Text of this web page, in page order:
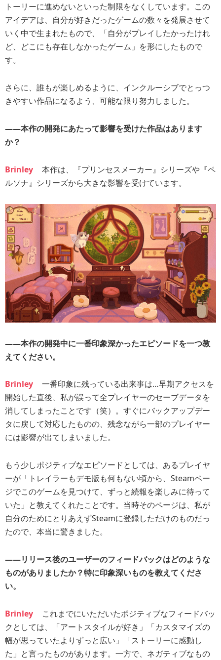
トーリーに進めないといった制限をなくしています。この
アイデアは、自分が好きだったゲームの数々を発展させて
いく中で生まれたもので、「自分がプレイしたかったけれ
ど、どこにも存在しなかったゲーム」を形にしたもので
す。
さらに、誰もが楽しめるように、インクルーシブでとっつ
きやすい作品になるよう、可能な限り努力しました。
――本作の開発にあたって影響を受けた作品はあります
か？
Brinley
本作は、『プリンセスメーカー』シリーズや『ペ
ルソナ』シリーズから大きな影響を受けています。
――本作の開発中に一番印象深かったエピソードを一つ教
えてください。
Brinley
一番印象に残っている出来事は…早期アクセスを
開始した直後、私が誤って全プレイヤーのセーブデータを
消してしまったことです（笑）。すぐにバックアップデー
タに戻して対応したものの、残念ながら一部のプレイヤー
には影響が出てしまいました。
もう少しポジティブなエピソードとしては、あるプレイヤ
ーが「トレイラーもデモ版も何もない頃から、Steamペー
ジでこのゲームを見つけて、ずっと続報を楽しみに待って
いた」と教えてくれたことです。当時そのページは、私が
自分のためにとりあえずSteamに登録しただけのものだっ
たので、本当に驚きました。
――リリース後のユーザーのフィードバックはどのような
ものがありましたか？特に印象深いものを教えてくださ
い。
Brinley
これまでにいただいたポジティブなフィードバッ
クとしては、「アートスタイルが好き」「カスタマイズの
幅が思っていたよりずっと広い」「ストーリーに感動し
た」と言ったものがあります。一方で、ネガティブなもの